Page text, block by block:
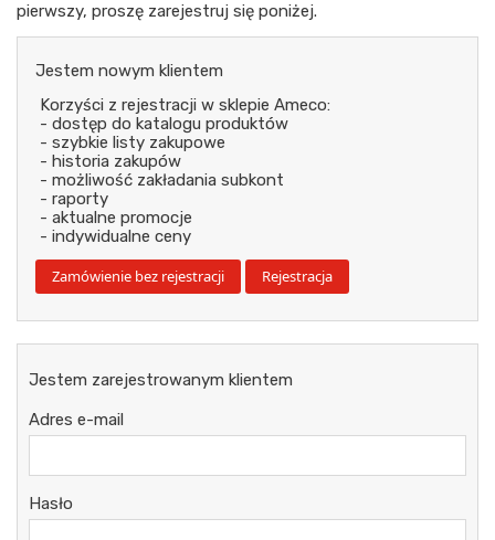
pierwszy, proszę zarejestruj się poniżej.
Jestem nowym klientem
Korzyści z rejestracji w sklepie Ameco:
- dostęp do katalogu produktów
- szybkie listy zakupowe
- historia zakupów
- możliwość zakładania subkont
- raporty
- aktualne promocje
- indywidualne ceny
Jestem zarejestrowanym klientem
Adres e-mail
Hasło